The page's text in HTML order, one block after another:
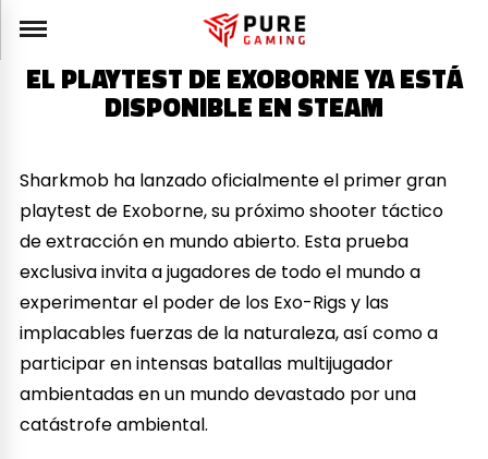
EL PLAYTEST DE EXOBORNE YA ESTÁ
DISPONIBLE EN STEAM
Sharkmob ha lanzado oficialmente el primer gran
playtest de Exoborne, su próximo shooter táctico
de extracción en mundo abierto. Esta prueba
exclusiva invita a jugadores de todo el mundo a
experimentar el poder de los Exo-Rigs y las
implacables fuerzas de la naturaleza, así como a
participar en intensas batallas multijugador
ambientadas en un mundo devastado por una
catástrofe ambiental.